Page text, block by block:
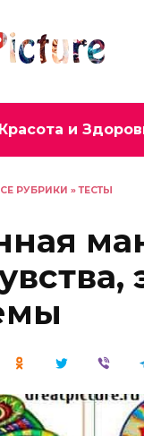
Красота и
РУБРИКИ »ТЕСТЫ